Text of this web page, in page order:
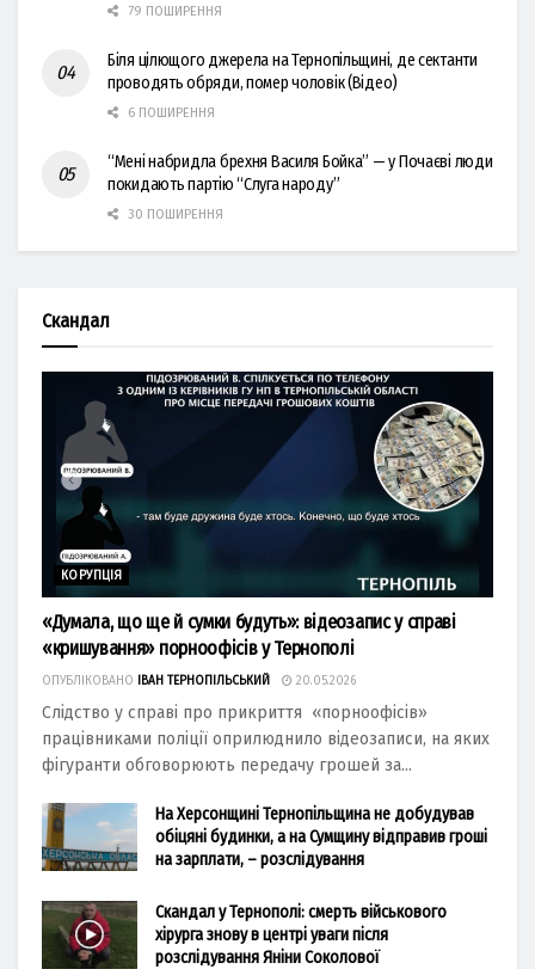
79 ПОШИРЕННЯ
Біля цілющого джерела на Тернопільщині, де сектанти
проводять обряди, помер чоловік (Відео)
6 ПОШИРЕННЯ
“Мені набридла брехня Василя Бойка” — у Почаєві люди
покидають партію “Слуга народу”
30 ПОШИРЕННЯ
Скандал
КОРУПЦІЯ
«Думала, що ще й сумки будуть»: відеозапис у справі
«кришування» порноофісів у Тернополі
ОПУБЛІКОВАНО ІВАН ТЕРНОПІЛЬСЬКИЙ 20.05.2026
Слідство у справі про прикриття «порноофісів»
працівниками поліції оприлюднило відеозаписи, на яких
фігуранти обговорюють передачу грошей за...
На Херсонщині Тернопільщина не добудував
обіцяні будинки, а на Сумщину відправив гроші
на зарплати, – розслідування
Скандал у Тернополі: смерть військового
хірурга знову в центрі уваги після
розслідування Яніни Соколової